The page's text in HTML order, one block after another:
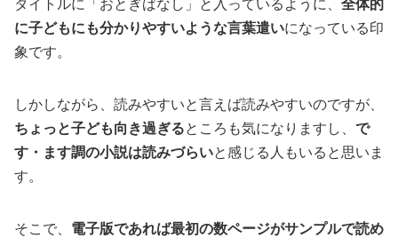
タイトルに「おとぎばなし」と入っているように、 全体的
に子どもにも分かりやすいような言葉遣いになっている印
象です。
しかしながら、読みやすいと言えば読みやすいのですが、
ちょっと子ども向き過ぎるところも気になりますし、 で
す・ます調の小説は読みづらいと感じる人もいると思いま
す。
そこで、 電子版であれば最初の数ページがサンプルで読め